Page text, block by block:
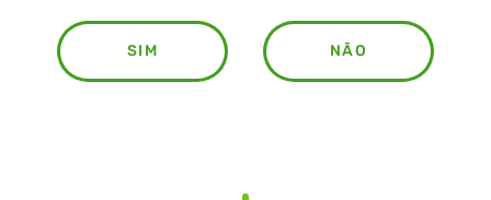
SIM NÃO